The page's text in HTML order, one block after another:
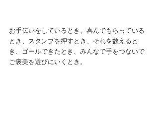
お手伝いをしているとき、喜んでもらっている
とき、スタンプを押すとき、それを数えると
き、ゴールできたとき、みんなで手をつないで
ご褒美を選びにいくとき。